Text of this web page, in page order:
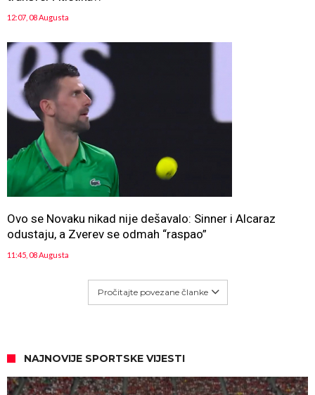
12:07, 08 Augusta
Ovo se Novaku nikad nije dešavalo: Sinner i Alcaraz
odustaju, a Zverev se odmah “raspao”
11:45, 08 Augusta
Pročitajte povezane članke
NAJNOVIJE SPORTSKE VIJESTI